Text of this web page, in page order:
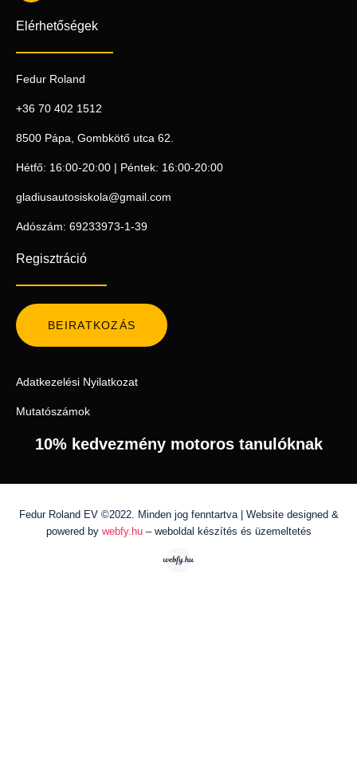
Elérhetőségek
Fedur Roland
+36 70 402 1512
8500 Pápa, Gombkötő utca 62.
Hétfő: 16:00-20:00 | Péntek: 16:00-20:00
gladiusautosiskola@gmail.com
Adószám: 69233973-1-39
Regisztráció
BEIRATKOZÁS
Adatkezelési Nyilatkozat
Mutatószámok
10% kedvezmény motoros tanulóknak
Fedur Roland EV ©2022. Minden jog fenntartva | Website designed &
powered by webfy.hu – weboldal készítés és üzemeltetés